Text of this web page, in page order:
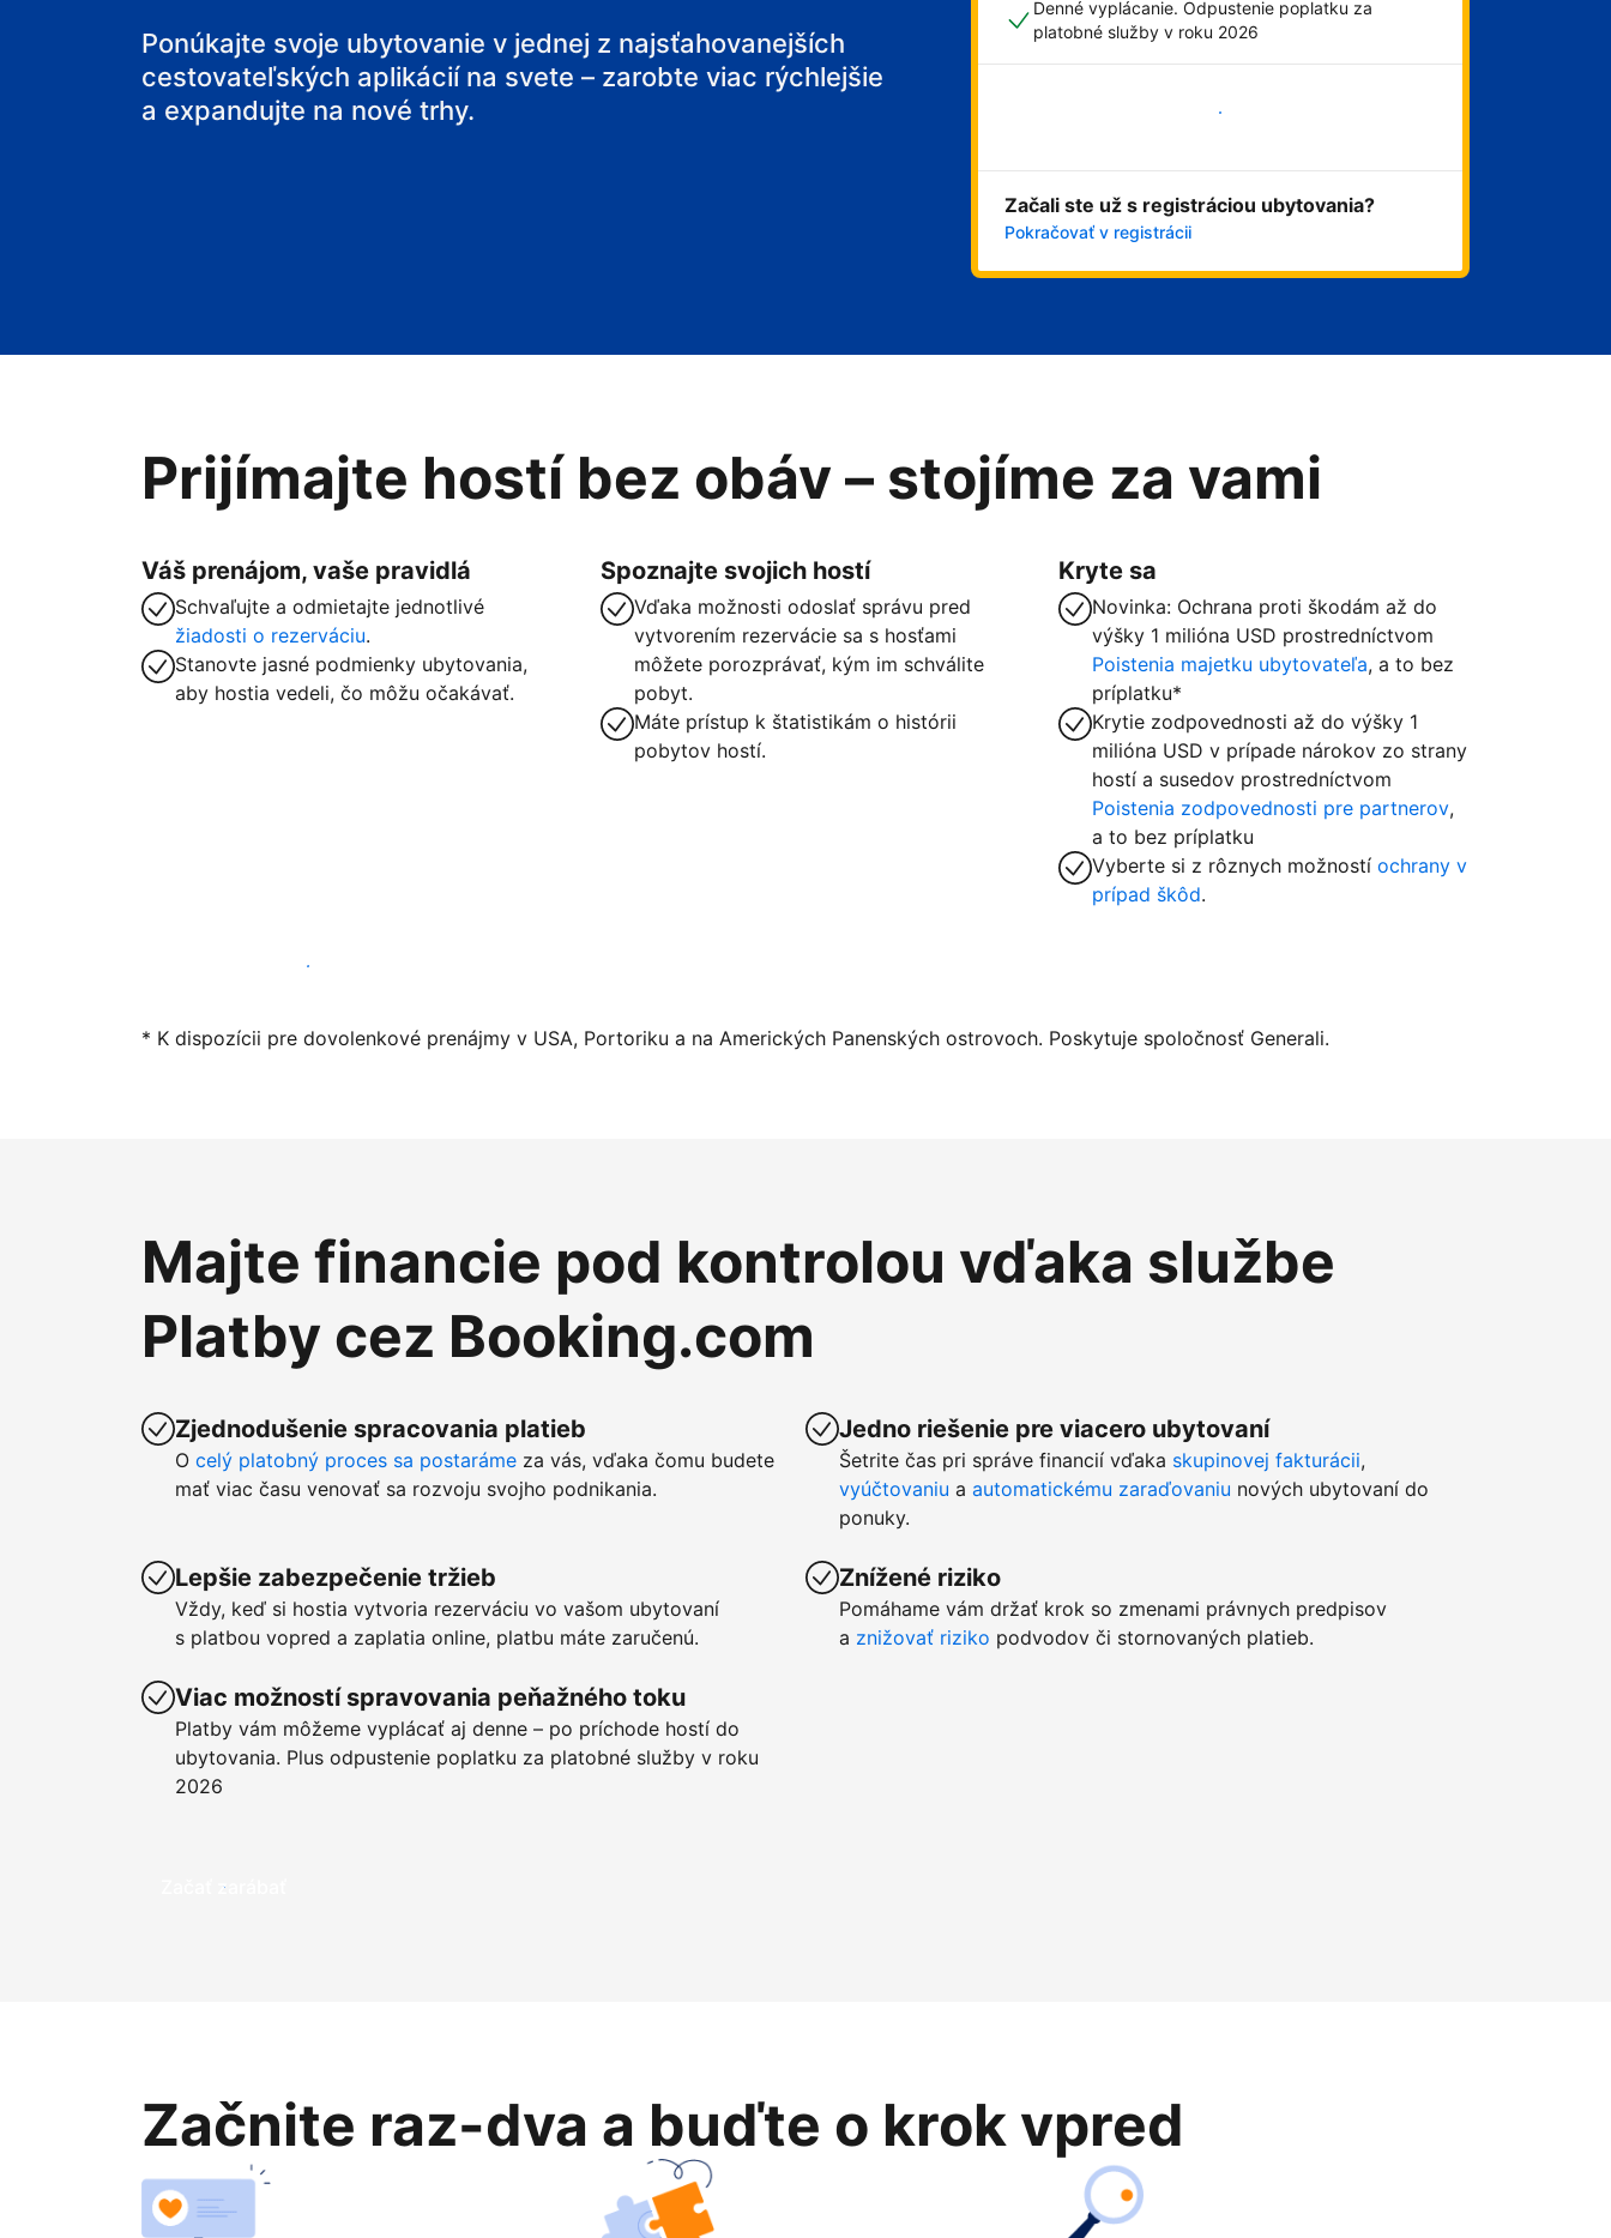
svoj penzión
svoje bed and breakfast
Ponúkajte svoje ubytovanie v jednej z najsťahovanejších
cestovateľských aplikácií na svete – zarobte viac rýchlejšie
a expandujte na nové trhy.
Denné vyplácanie. Odpustenie poplatku za
platobné služby v roku 2026
Začali ste už s registráciou ubytovania?
Pokračovať v registrácii
Prijímajte hostí bez obáv – stojíme za vami
Váš prenájom, vaše pravidlá
Schvaľujte a odmietajte jednotlivé
žiadosti o rezerváciu.
Stanovte jasné podmienky ubytovania,
aby hostia vedeli, čo môžu očakávať.
Spoznajte svojich hostí
Vďaka možnosti odoslať správu pred
vytvorením rezervácie sa s hosťami
môžete porozprávať, kým im schválite
pobyt.
Máte prístup k štatistikám o histórii
pobytov hostí.
Kryte sa
Novinka: Ochrana proti škodám až do
výšky 1 milióna USD prostredníctvom
Poistenia majetku ubytovateľa, a to bez
príplatku*
Krytie zodpovednosti až do výšky 1
milióna USD v prípade nárokov zo strany
hostí a susedov prostredníctvom
Poistenia zodpovednosti pre partnerov,
a to bez príplatku
Vyberte si z rôznych možnostíochrany v
prípad škôd.
Začať ponúkať svoje ubytovanie
* K dispozícii pre dovolenkové prenájmy v USA, Portoriku a na Amerických Panenských ostrovoch. Poskytuje spoločnosť Generali.
Majte financie pod kontrolou vďaka službe
Platby cez Booking.com
Zjednodušenie spracovania platieb
O celý platobný proces sa postaráme za vás, vďaka čomu budete
mať viac času venovať sa rozvoju svojho podnikania.
Lepšie zabezpečenie tržieb
Vždy, keď si hostia vytvoria rezerváciu vo vašom ubytovaní
s platbou vopred a zaplatia online, platbu máte zaručenú.
Viac možností spravovania peňažného toku
Platby vám môžeme vyplácať aj denne – po príchode hostí do
ubytovania. Plus odpustenie poplatku za platobné služby v roku
2026
Jedno riešenie pre viacero ubytovaní
Šetrite čas pri správe financií vďaka skupinovej fakturácii,
vyúčtovaniu a automatickému zaraďovaniu nových ubytovaní do
ponuky.
Znížené riziko
Pomáhame vám držať krok so zmenami právnych predpisov
a znižovať riziko podvodov či stornovaných platieb.
Začať zarábať
Začnite raz-dva a buďte o krok vpred